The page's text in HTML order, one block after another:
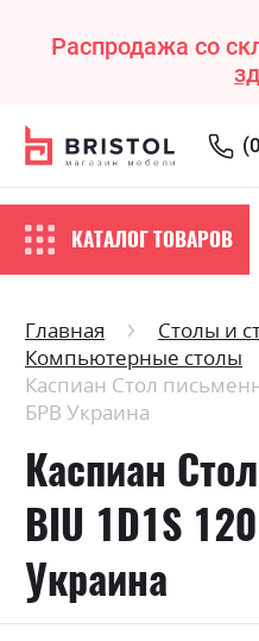
Распродажа со
КАТАЛОГ ТОВАРОВ
Главная
Столы и
Компьютерные столы
Каспиан Стол
БРВ Украина
Каспиан
BIU 1D1S
Украина